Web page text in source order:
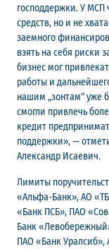
господдержки. У МСП
средств, но и не
заемного
взять на себя риски
бизнес мог
работы и
нашим „зонтам“ уже
смогли привлечь
кредит
поддержки», —
Александр Исаевич.
Лимиты
«Альфа-Банк», АО
«Банк ПСБ», ПАО
Банк
ПАО «Банк Уралсиб»,